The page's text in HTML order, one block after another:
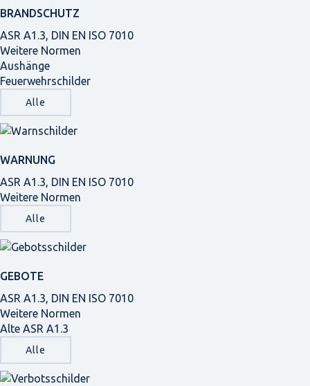
BRANDSCHUTZ
ASR A1.3, DIN EN ISO 7010
Weitere Normen
Aushänge
Feuerwehrschilder
Alle
WARNUNG
ASR A1.3, DIN EN ISO 7010
Weitere Normen
Alle
GEBOTE
ASR A1.3, DIN EN ISO 7010
Weitere Normen
Alte ASR A1.3
Alle